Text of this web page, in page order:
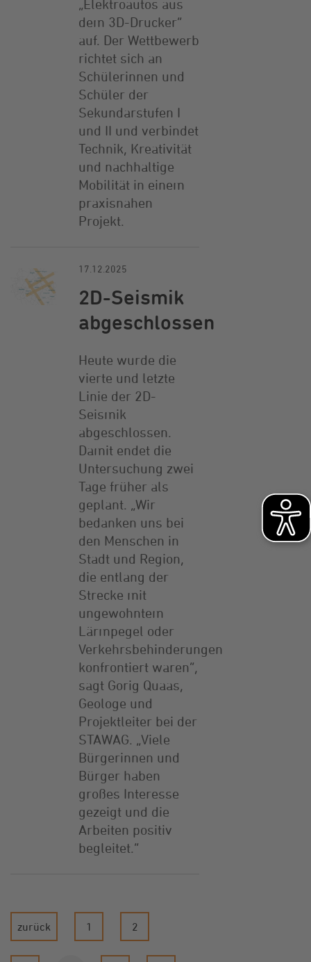
„Elektroautos aus
dem 3D-Drucker“
auf. Der Wettbewerb
richtet sich an
Schülerinnen und
Schüler der
Sekundarstufen I
und II und verbindet
Technik, Kreativität
und nachhaltige
Mobilität in einem
praxisnahen
Projekt.
17.12.2025
2D-Seismik
abgeschlossen
Heute wurde die
vierte und letzte
Linie der 2D-
Seismik
abgeschlossen.
Damit endet die
Untersuchung zwei
Tage früher als
geplant. „Wir
bedanken uns bei
den Menschen in
Stadt und Region,
die entlang der
Strecke mit
ungewohntem
Lärmpegel oder
Verkehrsbehinderungen
konfrontiert waren“,
sagt Gorig Quaas,
Geologe und
Projektleiter bei der
STAWAG. „Viele
Bürgerinnen und
Bürger haben
großes Interesse
gezeigt und die
Arbeiten positiv
begleitet.“
zurück 1 2